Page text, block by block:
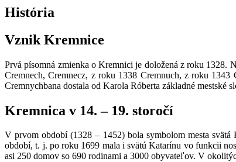
História
Vznik Kremnice
Prvá písomná zmienka o Kremnici je doložená z roku 1328.
Cremnech, Cremnecz, z roku 1338 Cremnuch, z roku
Cremnychbana dostala od Karola Róberta základné
Kremnica v 14. – 19. storočí
V prvom období (1328 – 1452) bola symbolom mesta
období, t. j. po roku 1699 mala i svätú Katarínu vo funkcii
asi 250 domov so 690 rodinami a 3000 obyvateľov. V